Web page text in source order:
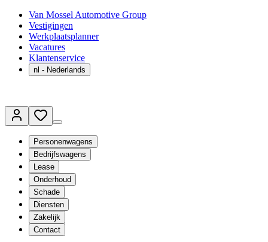
Van Mossel Automotive Group
Vestigingen
Werkplaatsplanner
Vacatures
Klantenservice
nl - Nederlands
Personenwagens
Bedrijfswagens
Lease
Onderhoud
Schade
Diensten
Zakelijk
Contact